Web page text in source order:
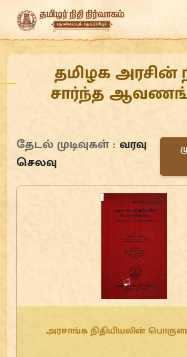
தமிழக அரசின்
சார்ந்த
தேடல் முடிவுகள் : வரவு
செலவு
அரசாங்க நிதியியலின்